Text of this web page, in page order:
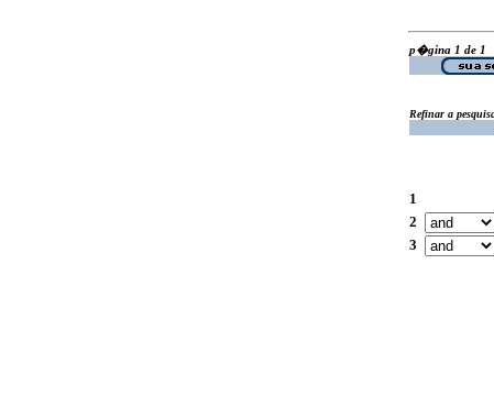
p�gina 1 de 1
Refinar a
1
2
3